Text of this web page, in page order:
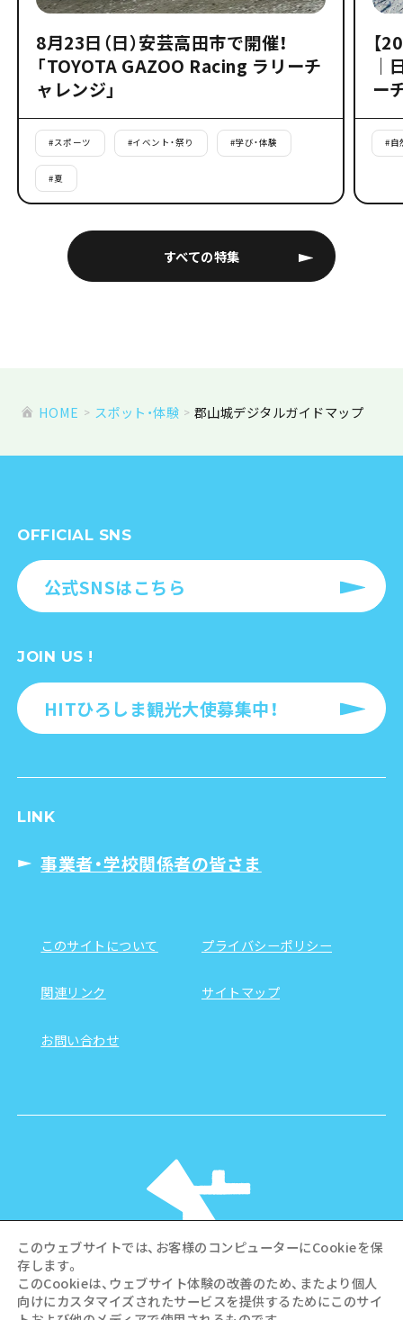
すべての特集
8月23日（日）安芸高田市で開催！
「TOYOTA GAZOO Racing ラリーチ
ャレンジ」
#スポーツ #イベント・祭り #学び・体験
#夏
【
｜
ー
#自
HOME スポット・体験 郡山城デジタルガイドマップ
OFFICIAL SNS
公式SNSはこちら
JOIN US !
HITひろしま観光大使募集中！
LINK
事業者・学校関係者の皆さま
このサイトについて プライバシーポリシー
関連リンク サイトマップ
お問い合わせ
©Hiroshima Tourism Association /
このウェブサイトでは、お客様のコンピューターにCookieを保
存します。
このCookieは、ウェブサイト体験の改善のため、またより個人
向けにカスタマイズされたサービスを提供するためにこのサイ